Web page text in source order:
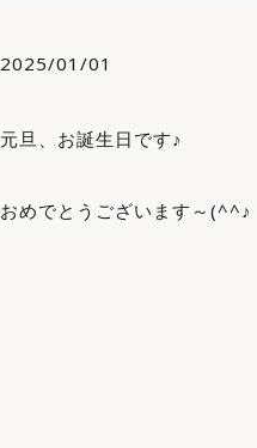
2025/01/01
元旦、お誕生日です♪
おめでとうございます～(^^♪